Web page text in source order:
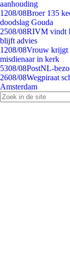
aanhouding
1208/08Broer 135
doodslag Gouda
2508/08RIVM vindt
blijft advies
1208/08Vrouw krijgt
misdienaar in kerk
5308/08PostNL-
2608/08Wegpiraat
Amsterdam